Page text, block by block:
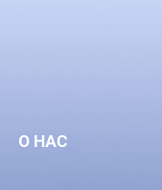
О НАС